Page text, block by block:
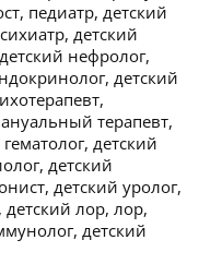
педиатр, детский
детский
нефролог,
детский
терапевт,
детский
детский
детский уролог,
детский лор, лор,
детский